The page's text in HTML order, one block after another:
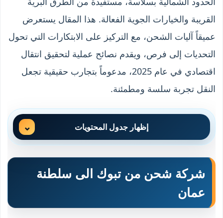
القريبة والخيارات الجوية الفعالة. هذا المقال يستعرض
عميقاً آليات الشحن، مع التركيز على الابتكارات التي تحول
التحديات إلى فرص، ويقدم نصائح عملية لتحقيق انتقال
اقتصادي في عام 2025، مدعوماً بتجارب حقيقية تجعل
النقل تجربة سلسة ومطمئنة.
إظهار جدول المحتويات
شركة شحن من تبوك الى سلطنة
عمان